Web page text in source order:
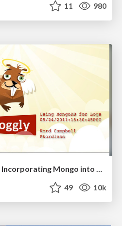
11 980
Visualizing Your Data: Incorporating Mongo into Loggly Infrastructure
49 10k